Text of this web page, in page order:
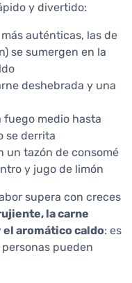
y divertido:
auténticas, las de
se sumergen en la
deshebrada y una
fuego medio hasta
se derrita
un tazón de consomé
y jugo de limón
supera con creces
la carne
el aromático caldo: es
pueden